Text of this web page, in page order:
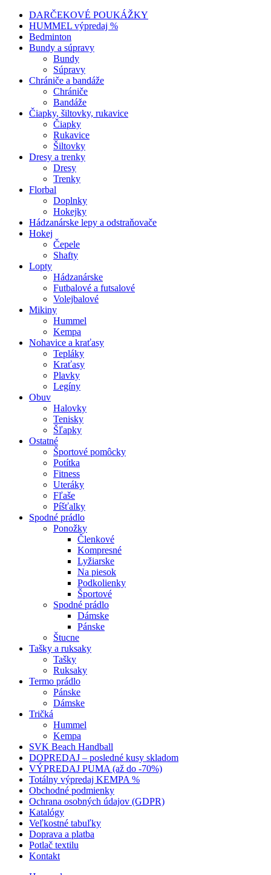
DARČEKOVÉ POUKÁŽKY
HUMMEL výpredaj %
Bedminton
Bundy a súpravy
Bundy
Súpravy
Chrániče a bandáže
Chrániče
Bandáže
Čiapky, šiltovky, rukavice
Čiapky
Rukavice
Šiltovky
Dresy a trenky
Dresy
Trenky
Florbal
Doplnky
Hokejky
Hádzanárske lepy a odstraňovače
Hokej
Čepele
Shafty
Lopty
Hádzanárske
Futbalové a futsalové
Volejbalové
Mikiny
Hummel
Kempa
Nohavice a kraťasy
Tepláky
Kraťasy
Plavky
Legíny
Obuv
Halovky
Tenisky
Šľapky
Ostatné
Športové pomôcky
Potítka
Fitness
Uteráky
Fľaše
Píšťalky
Spodné prádlo
Ponožky
Členkové
Kompresné
Lyžiarske
Na piesok
Podkolienky
Športové
Spodné prádlo
Dámske
Pánske
Štucne
Tašky a ruksaky
Tašky
Ruksaky
Termo prádlo
Pánske
Dámske
Tričká
Hummel
Kempa
SVK Beach Handball
DOPREDAJ – posledné kusy skladom
VÝPREDAJ PUMA (až do -70%)
Totálny výpredaj KEMPA %
Obchodné podmienky
Ochrana osobných údajov (GDPR)
Katalógy
Veľkostné tabuľky
Doprava a platba
Potlač textilu
Kontakt